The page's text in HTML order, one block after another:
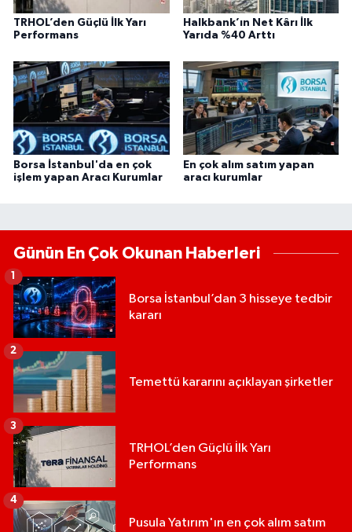
TRHOL’den Güçlü İlk Yarı
Performans
Halkbank’ın Net Kârı İlk
Yarıda %40 Arttı
Borsa İstanbul'da en çok
işlem yapan Aracı Kurumlar
En çok alım satım yapan
aracı kurumlar
Günün En Çok Okunan Haberleri
Borsa İstanbul’dan 3 hisseye tedbir
kararı
Temettü kararını açıklayan şirketler
2
TRHOL’den Güçlü İlk Yarı
Performans
3
Pusula Yatırım'ın en çok alım satım
4